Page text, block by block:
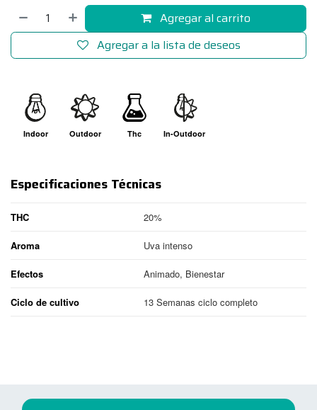
Agregar al carrito
Agregar a la lista de deseos
Indoor Outdoor Thc In-Outdoor
Especificaciones Técnicas
THC 20%
Aroma Uva intenso
Efectos Animado, Bienestar
Ciclo de cultivo 13 Semanas ciclo completo